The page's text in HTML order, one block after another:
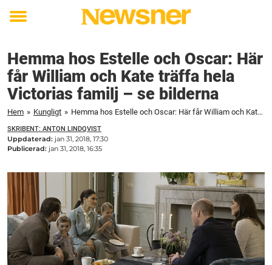
Toggle
Hemma hos Estelle och Oscar: Här
får William och Kate träffa hela
Victorias familj – se bilderna
Hem » Kungligt » Hemma hos Estelle och Oscar: Här får William och Kate träffa hela Victorias familj – se bilderna
SKRIBENT: ANTON LINDQVIST
Uppdaterad: jan 31, 2018, 17:30
Publicerad: jan 31, 2018, 16:35